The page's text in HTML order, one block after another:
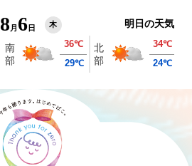
8 月 6日 木 明日の天気